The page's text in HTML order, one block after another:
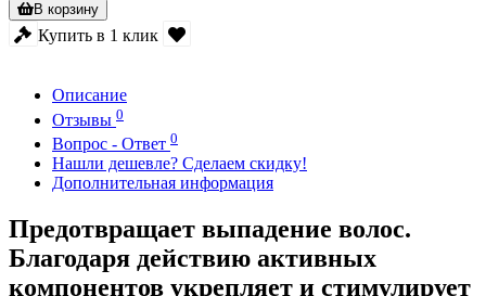
В корзину
Купить в 1 клик
Описание
Отзывы 0
Вопрос - Ответ 0
Нашли дешевле? Сделаем скидку!
Дополнительная информация
Предотвращает выпадение волос.
Благодаря действию активных
компонентов укрепляет и стимулирует